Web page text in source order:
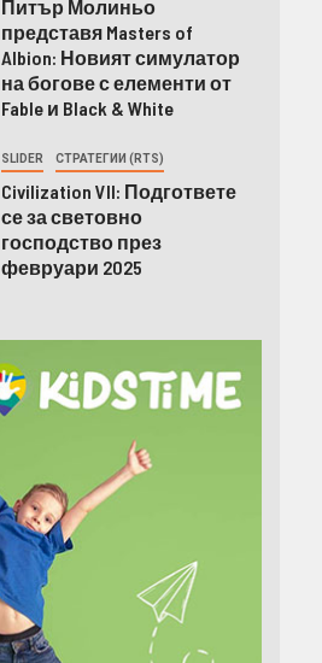
Питър Молиньо
представя Masters of
Albion: Новият симулатор
на богове с елементи от
Fable и Black & White
SLIDER СТРАТЕГИИ (RTS)
Civilization VII: Подгответе
се за световно
господство през
февруари 2025